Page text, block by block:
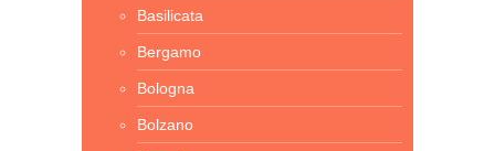
Basilicata
Bergamo
Bologna
Bolzano